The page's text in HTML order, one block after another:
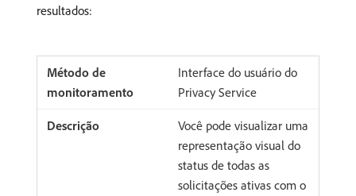
resultados:
Interface do usuário do
Privacy Service
Você pode visualizar uma
representação visual do
status de todas as
solicitações ativas com o